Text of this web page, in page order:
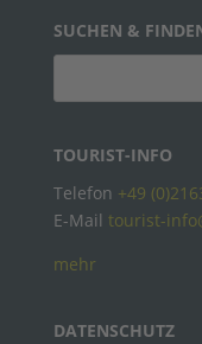
SUCHEN &
TOURIST-INFO
Telefon +49
E-Mail tourist-
mehr
DATENSCHUTZ